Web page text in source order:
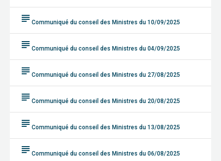
subject Communiqué du conseil des Ministres du 10/09/2025
subject Communiqué du conseil des Ministres du 04/09/2025
subject Communiqué du conseil des Ministres du 27/08/2025
subject Communiqué du conseil des Ministres du 20/08/2025
subject Communiqué du conseil des Ministres du 13/08/2025
subject Communiqué du conseil des Ministres du 06/08/2025